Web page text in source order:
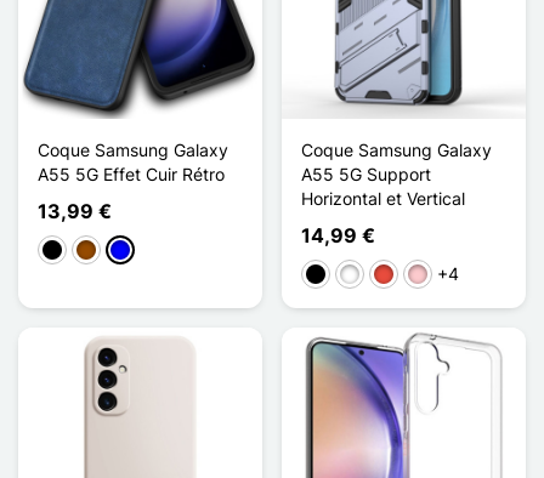
Coque Samsung Galaxy
A55 5G Effet Cuir Rétro
13,99 €
PretoCastanho
Azul
Coque Samsung Galaxy
A55 5G Support
Horizontal et Vertical
14,99 €
PretoBrancoVermelho
Rosa+4